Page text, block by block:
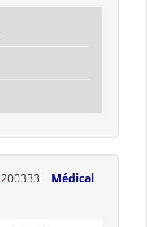
200333
Médical